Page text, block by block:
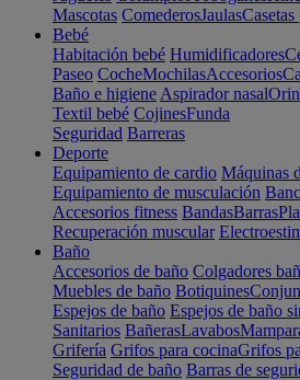
Mascotas ComederosJaulasCasetas
Bebé
Habitación bebé Humidificadores
Paseo CocheMochilasAccesorios
Baño e higiene Aspirador nasal
Textil bebé CojinesFunda
Seguridad Barreras
Deporte
Equipamiento de cardio Máquinas
Equipamiento de musculación
Accesorios fitness BandasBarras
Recuperación muscular
Baño
Accesorios de baño Colgadores
Muebles de baño Botiquines
Espejos de baño Espejos de baño
Sanitarios BañerasLavabos
Grifería Grifos para cocinaGrifos
Seguridad de baño Barras de